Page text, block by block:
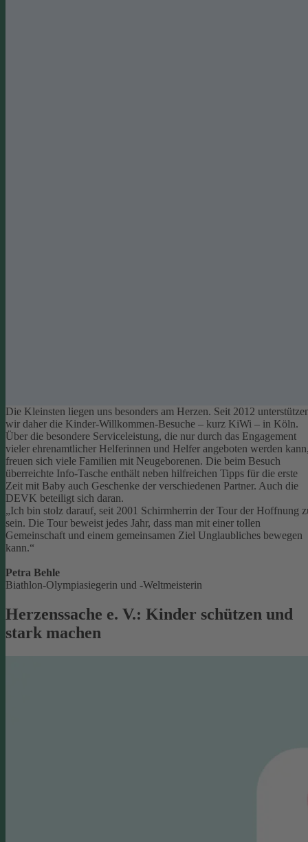
Die Kleinsten liegen uns besonders am Herzen. Seit 2012
wir daher die Kinder-Willkommen-Besuche – kurz KiWi – in Köln.
Über die besondere Serviceleistung, die nur durch das Engagement
vieler ehrenamtlicher Helferinnen und Helfer angeboten werden
freuen sich viele Familien mit Neugeborenen. Die beim Besuch
überreichte Info-Tasche enthält neben hilfreichen Tipps für die erste
Zeit mit Baby auch Geschenke der verschiedenen Partner. Auch die
DEVK beteiligt sich daran.
„Ich bin stolz darauf, seit 2001 Schirmherrin der Tour der Hoffnung
sein. Die Tour beweist jedes Jahr, dass man mit einer tollen
Gemeinschaft und einem gemeinsamen Ziel Unglaubliches bewegen
kann.“
Petra Behle
Biathlon-Olympiasiegerin und -Weltmeisterin
Herzenssache e. V.: Kinder schützen und
stark machen